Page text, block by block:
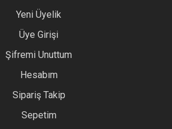
Yeni Üyelik
Üye Girişi
Şifremi Unuttum
Hesabım
Sipariş Takip
Sepetim